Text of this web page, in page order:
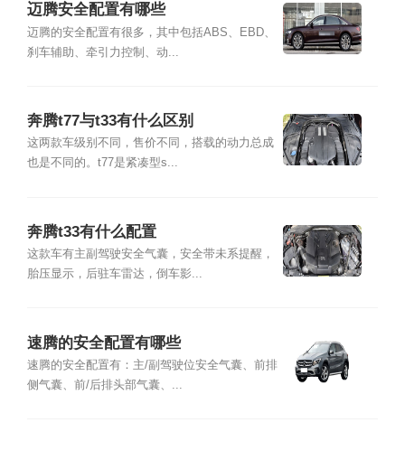
迈腾安全配置有哪些
迈腾的安全配置有很多，其中包括ABS、EBD、
刹车辅助、牵引力控制、动...
奔腾t77与t33有什么区别
这两款车级别不同，售价不同，搭载的动力总成
也是不同的。t77是紧凑型s...
奔腾t33有什么配置
这款车有主副驾驶安全气囊，安全带未系提醒，
胎压显示，后驻车雷达，倒车影...
速腾的安全配置有哪些
速腾的安全配置有：主/副驾驶位安全气囊、前排
侧气囊、前/后排头部气囊、...